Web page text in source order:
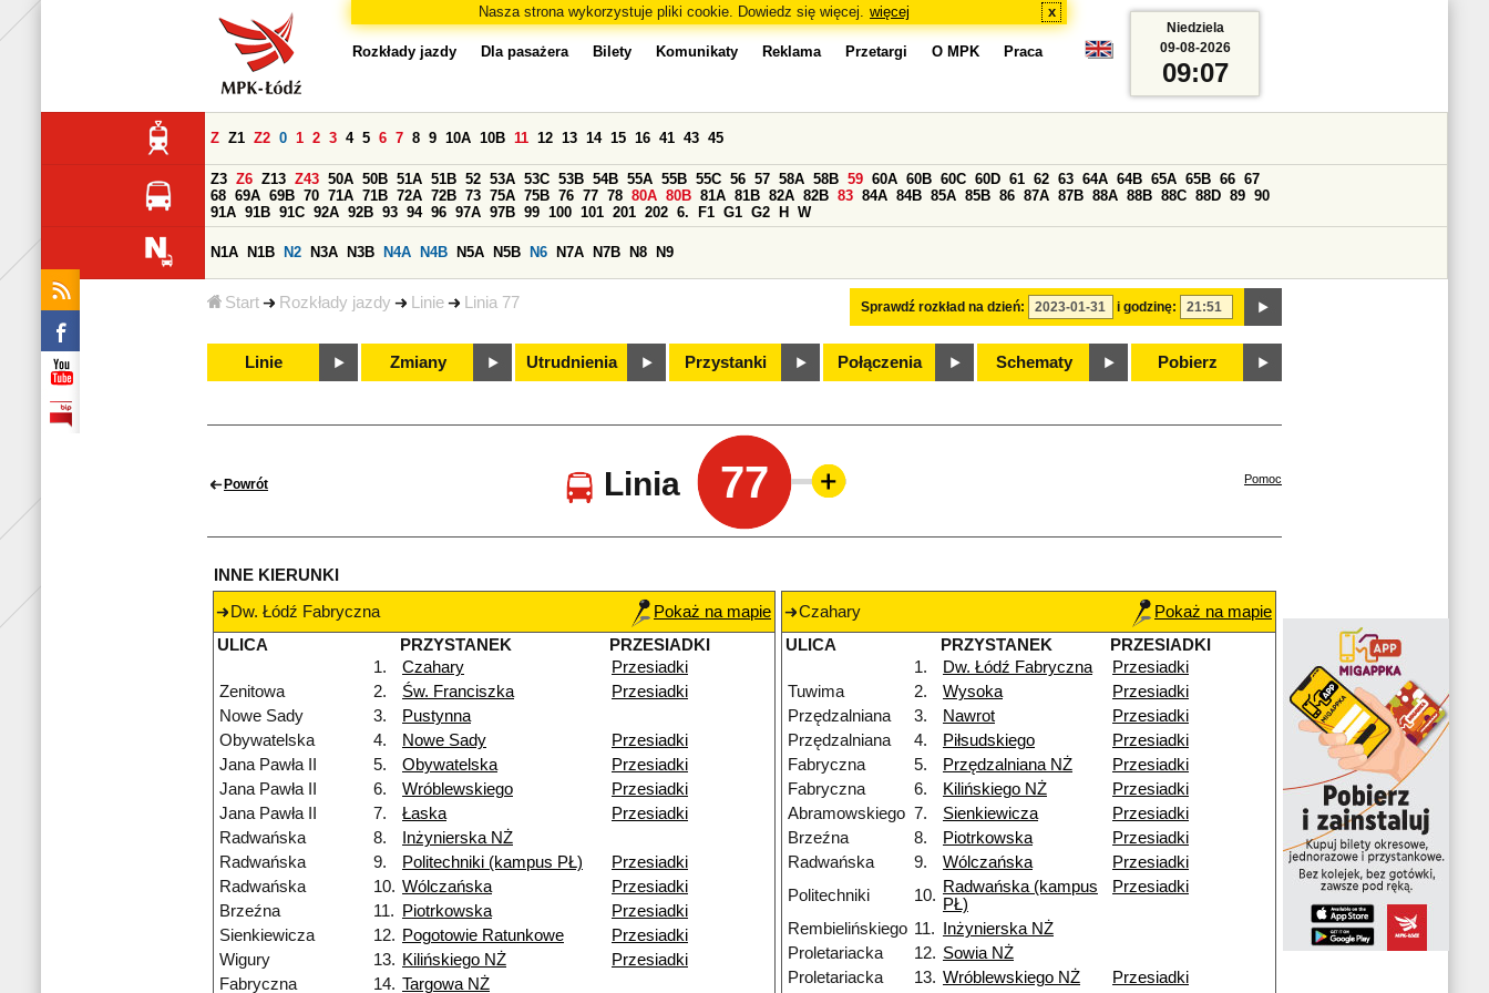
Nasza strona wykorzystuje pliki cookie. Dowiedz się więcej. więcej x
Start Rozkłady jazdy Linie Linia 77
Rozkłady jazdy Dla pasażera Bilety Komunikaty Reklama Przetargi O MPK Praca
Sprawdź rozkład na dzień: i godzinę:
Z Z1 Z2 0 1 2 3 4 5 6 7 8 9 10A 10B 11 12 13 14 15 16 41 43 45
Z3 Z6 Z13 Z43 50A 50B 51A 51B 52 53A 53C 53B 54B 55A 55B 55C 56 57 58A 58B 59 60A 60B 60C 60D 61 62 63 64A 64B 65A 65B 66 67
68 69A 69B 70 71A 71B 72A 72B 73 75A 75B 76 77 78 80A 80B 81A 81B 82A 82B 83 84A 84B 85A 85B 86 87A 87B 88A 88B 88C 88D 89 90
91A 91B 91C 92A 92B 93 94 96 97A 97B 99 100 101 201 202 6. F1 G1 G2 H W
N1A N1B N2 N3A N3B N4A N4B N5A N5B N6 N7A N7B N8 N9
Linie Zmiany Utrudnienia Przystanki Połączenia Schematy Pobierz
Niedziela
09-08-2026
09:07
Powrót Linia 77 Pomoc
INNE KIERUNKI
Dw. Łódź Fabryczna
Pokaż na mapie
ULICA
PRZYSTANEK
PRZESIADKI
1.
Czahary
Przesiadki
Zenitowa
2. Św. Franciszka
Przesiadki
Nowe Sady
3.
Pustynna
Obywatelska
4. Nowe Sady
Przesiadki
Jana Pawła II
5. Obywatelska
Przesiadki
Jana Pawła II
6. Wróblewskiego
Przesiadki
Jana Pawła II
7. Łaska
Przesiadki
Radwańska
8.
Inżynierska NŻ
Radwańska
9. Politechniki (kampus PŁ)
Przesiadki
Radwańska
10. Wólczańska
Przesiadki
Brzeźna
11. Piotrkowska
Przesiadki
Sienkiewicza
12. Pogotowie Ratunkowe
Przesiadki
Wigury
13. Kilińskiego NŻ
Przesiadki
Fabryczna
14. Targowa NŻ
Czahary
Pokaż na mapie
ULICA
PRZYSTANEK
PRZESIADKI
1.
Dw. Łódź Fabryczna
Przesiadki
Tuwima
2. Wysoka
Przesiadki
Przędzalniana
3. Nawrot
Przesiadki
Przędzalniana
4. Piłsudskiego
Przesiadki
Fabryczna
5. Przędzalniana NŻ
Przesiadki
Fabryczna
6. Kilińskiego NŻ
Przesiadki
Abramowskiego 7. Sienkiewicza
Przesiadki
Brzeźna
8. Piotrkowska
Przesiadki
Radwańska
9. Wólczańska
Przesiadki
Politechniki
10. Radwańska (kampus
PŁ)
Przesiadki
Rembielińskiego 11.
Inżynierska NŻ
Proletariacka
12. Sowia NŻ
Proletariacka
13. Wróblewskiego NŻ Przesiadki